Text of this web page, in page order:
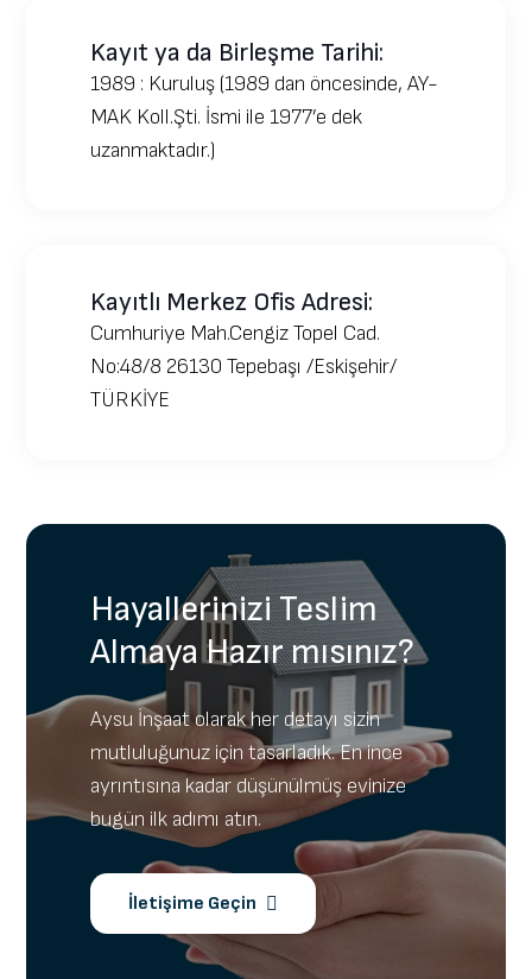
Kayıt ya da Birleşme Tarihi:
1989 : Kuruluş (1989 dan öncesinde, AY-
MAK Koll.Şti. İsmi ile 1977’e dek
uzanmaktadır.)
Kayıtlı Merkez Ofis Adresi:
Cumhuriye Mah.Cengiz Topel Cad.
No:48/8 26130 Tepebaşı /Eskişehir/
TÜRKİYE
Hayallerinizi Teslim
Almaya Hazır mısınız?
Aysu İnşaat olarak her detayı sizin
mutluluğunuz için tasarladık. En ince
ayrıntısına kadar düşünülmüş evinize
bugün ilk adımı atın.
İletişime Geçin